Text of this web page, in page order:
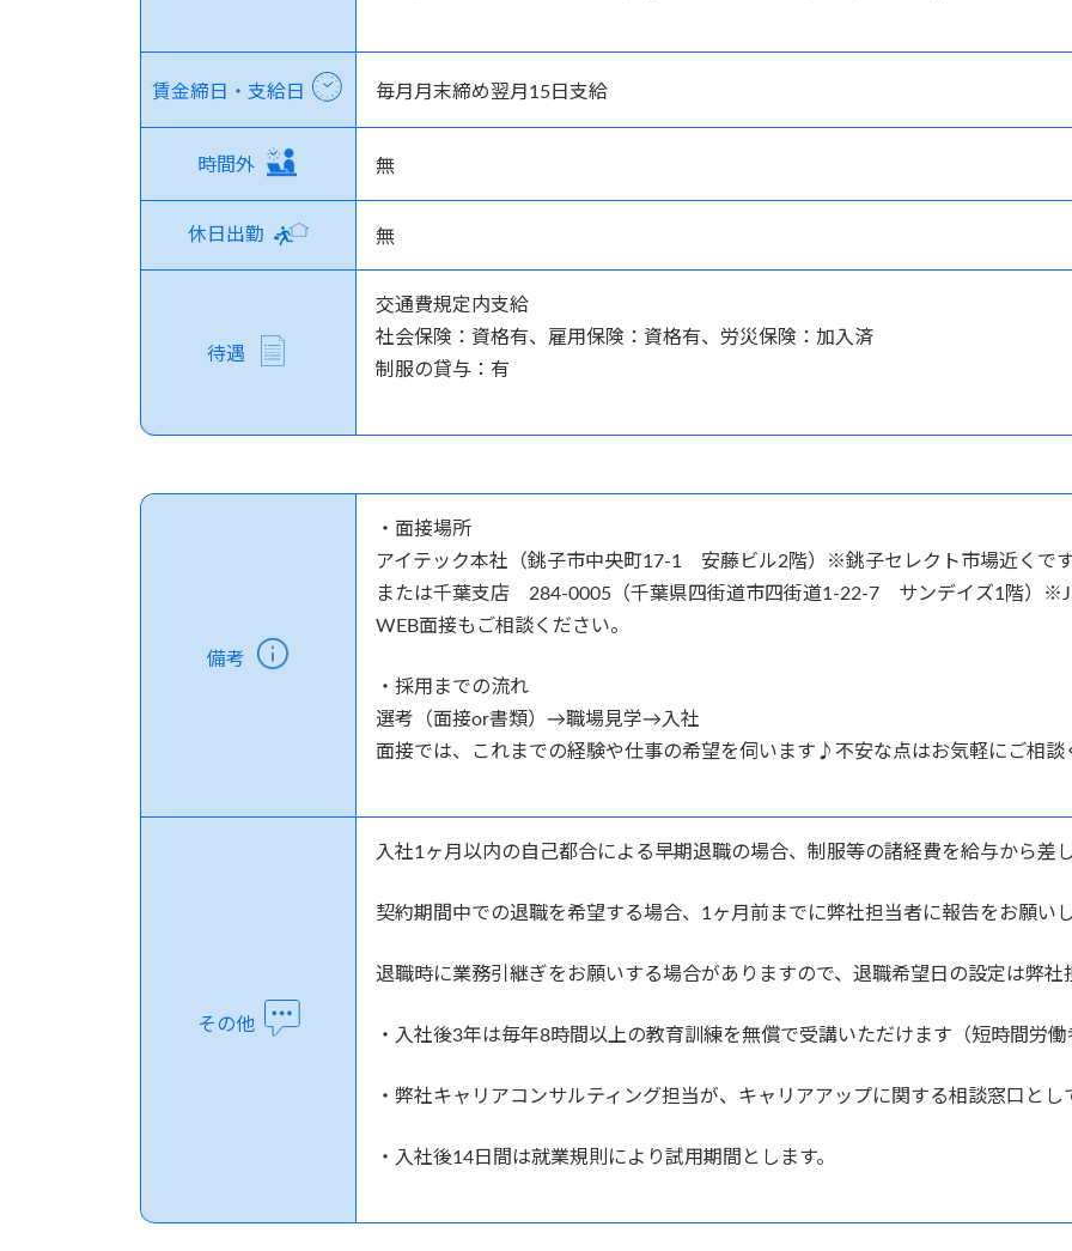
賃金締日・支給日 毎月月末締め翌月15日支給
時間外 無
休日出勤 無
待遇
交通費規定内支給
社会保険：資格有、雇用保険：資格有、労災保険：加入済
制服の貸与：有
備考
・面接場所
アイテック本社（銚子市中央町17-1 安藤ビル2階）※銚子セレクト市場近くで
または千葉支店 284-0005（千葉県四街道市四街道1-22-7 サンデイズ1階）
WEB面接もご相談ください。
・採用までの流れ
選考（面接or書類）→職場見学→入社
面接では、これまでの経験や仕事の希望を伺います♪不安な点はお気軽にご相談
その他
入社1ヶ月以内の自己都合による早期退職の場合、制服等の諸経費を給与から差
契約期間中での退職を希望する場合、1ヶ月前までに弊社担当者に報告を
退職時に業務引継ぎをお願いする場合がありますので、退職希望日の設定は弊社
・入社後3年は毎年8時間以上の教育訓練を無償で受講いただけます（短時間労
・弊社キャリアコンサルティング担当が、キャリアアップに関する相談窓口とし
・入社後14日間は就業規則により試用期間とします。